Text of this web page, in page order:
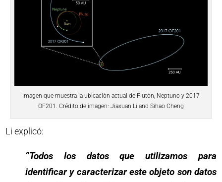
Imagen que muestra la ubicación actual de Plutón, Neptuno y 2017
OF201. Crédito de imagen: Jiaxuan Li and Sihao Cheng
Li explicó:
“Todos los datos que utilizamos para
identificar y caracterizar este objeto son datos